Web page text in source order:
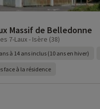
Massif de Belledonne
7-Laux - Isère (38)
à 14 ans inclus (10 ans en hiver)
face à la résidence